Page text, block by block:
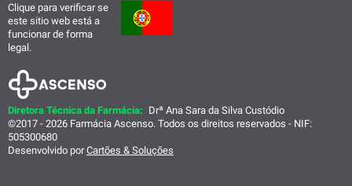
Clique para verificar se
este sitio web está a
funcionar de forma
legal.
Diretora Técnica da Farmácia: Drª Ana Sara da Silva Custódio
©2017 - 2026 Farmácia Ascenso. Todos os direitos reservados - NIF:
505300680
Desenvolvido porCartões & Soluções